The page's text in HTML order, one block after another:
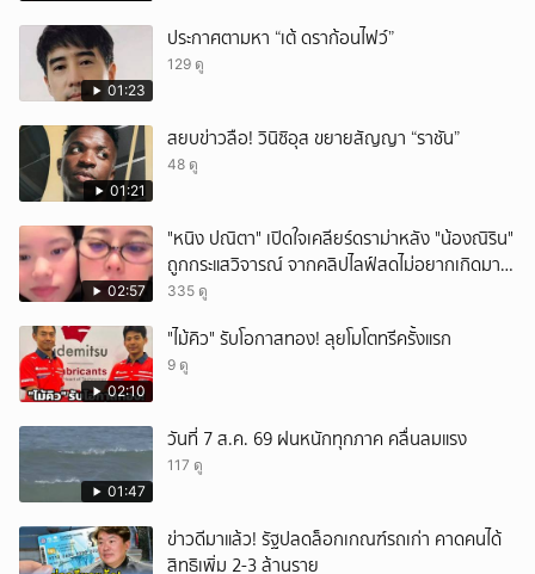
01:23
ประกาศตามหา “เต้ ดราก้อนไฟว์”
129 ดู
01:21
สยบข่าวลือ! วินิซิอุส ขยายสัญญา “ราชัน”
48 ดู
02:57
"หนิง ปณิตา" เปิดใจเคลียร์ดราม่าหลัง "น้องณิริน"
ถูกกระแสวิจารณ์ จากคลิปไลฟ์สดไม่อยากเกิดมา
หน้าเหมือนพ่อ
335 ดู
02:10
"ไม้คิว" รับโอกาสทอง! ลุยโมโตทรีครั้งแรก
9 ดู
01:47
วันที่ 7 ส.ค. 69 ฝนหนักทุกภาค คลื่นลมแรง
117 ดู
ข่าวดีมาแล้ว! รัฐปลดล็อกเกณฑ์รถเก่า คาดคนได้
สิทธิเพิ่ม 2-3 ล้านราย